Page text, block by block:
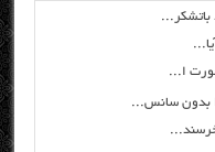
باتشکر...
ا...